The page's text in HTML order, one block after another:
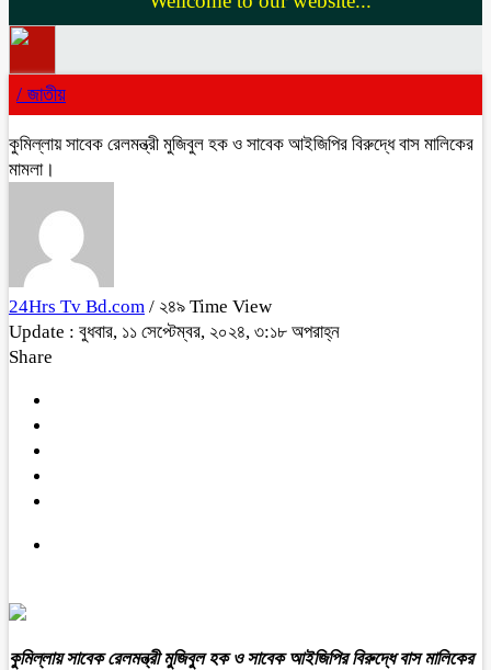
/ জাতীয়
কুমিল্লায় সাবেক রেলমন্ত্রী মুজিবুল হক ও সাবেক আইজিপির বিরুদ্ধে বাস মালিকের
মামলা।
24Hrs Tv Bd.com / ২৪৯ Time View
Update : বুধবার, ১১ সেপ্টেম্বর, ২০২৪, ৩:১৮ অপরাহ্ন
Share
কুমিল্লায় সাবেক রেলমন্ত্রী মুজিবুল হক ও সাবেক আইজিপির বিরুদ্ধে বাস মালিকের